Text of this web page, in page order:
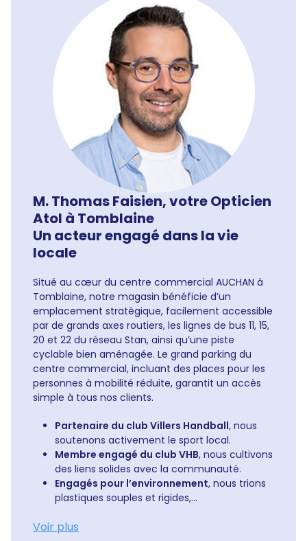
M. Thomas Faisien, votre Opticien
Atol à Tomblaine
Un acteur engagé dans la vie
locale
Situé au cœur du centre commercial AUCHAN à
Tomblaine, notre magasin bénéficie d’un
emplacement stratégique, facilement accessible
par de grands axes routiers, les lignes de bus 11, 15,
20 et 22 du réseau Stan, ainsi qu’une piste
cyclable bien aménagée. Le grand parking du
centre commercial, incluant des places pour les
personnes à mobilité réduite, garantit un accès
simple à tous nos clients.
Partenaire du club Villers Handball, nous
soutenons activement le sport local.
Membre engagé du club VHB, nous cultivons
des liens solides avec la communauté.
Engagés pour l’environnement, nous trions
plastiques souples et rigides,...
Voir plus